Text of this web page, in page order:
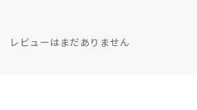
レビューはまだありません